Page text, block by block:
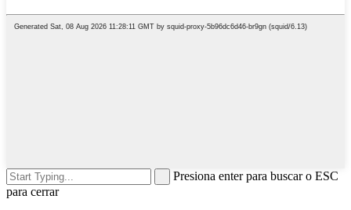
Presiona enter para buscar o ESC
para cerrar